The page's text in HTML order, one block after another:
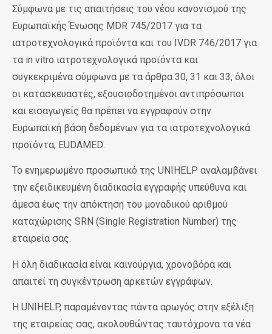
Σύμφωνα με τις απαιτήσεις του νέου κανονισμού της
Ευρωπαϊκής Ένωσης MDR 745/2017 για τα
ιατροτεχνολογικά προϊόντα και του IVDR 746/2017 για
τα in vitro ιατροτεχνολογικά προϊόντα και
συγκεκριμένα σύμφωνα με τα άρθρα 30, 31 και 33, όλοι
οι κατασκευαστές, εξουσιοδοτημένοι αντιπρόσωποι
και εισαγωγείς θα πρέπει να εγγραφούν στην
Ευρωπαϊκή βάση δεδομένων για τα ιατροτεχνολογικά
προϊόντα, EUDAMED
Το ενημερωμένο προσωπικό της UNIHELP αναλαμβάνει
την εξειδικευμένη διαδικασία εγγραφής υπεύθυνα και
άμεσα έως την απόκτηση του μοναδικού αριθμού
καταχώρισης SRN (Single Registration Number) της
εταιρεία σας.
Η όλη διαδικασία είναι καινούργια, χρονοβόρα και
απαιτεί τη συγκέντρωση αρκετών εγγράφων.
Η UNIHELP, παραμένοντας πάντα αρωγός στην εξέλιξη
της εταιρείας σας, ακολουθώντας ταυτόχρονα τα νέα